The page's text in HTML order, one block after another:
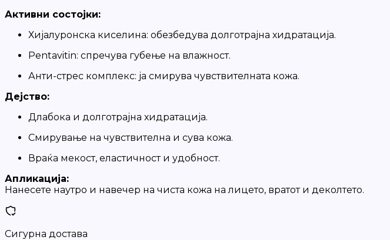
Активни состојки:
Хијалуронска киселина: обезбедува долготрајна хидратација.
Pentavitin: спречува губење на влажност.
Анти-стрес комплекс: ја смирува чувствителната кожа.
Дејство:
Длабока и долготрајна хидратација.
Смирување на чувствителна и сува кожа.
Враќа мекост, еластичност и удобност.
Апликација:
Нанесете наутро и навечер на чиста кожа на лицето, вратот и деколтето.
Сигурна достава